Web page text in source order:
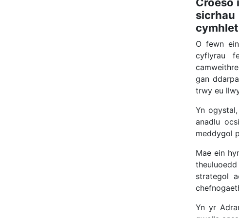
O fewn
cyflyrau
gan
trwy eu
Yn
anadlu
meddygol
Mae ein
strategol
Yn yr